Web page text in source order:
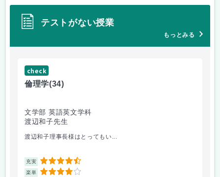
テストがない授業
もっとみる
check
倫理学(34)
文学部 英語英文学科
渡辺和子先生
渡辺和子理事長様はとってもい...
充実 4.5
楽単 4